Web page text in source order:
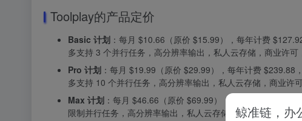
Toolplay的产品定价
Basic 计划 ：每月 $10.66（原价 $15.99），每年计费
多支持 3 个并行任务，高分辨率输出，私人云存储，商业许可
Pro 计划 ：每月 $19.99（原价 $29.99），每年计费
多支持 10 个并行任务，高分辨率输出，私人云存储，商业许可
Max 计划 ：每月 $46.66（原价 $69.99），每年计费
限制并行任务，高分辨率输出，私人云存储，商业许可，无水
鲸准链，办